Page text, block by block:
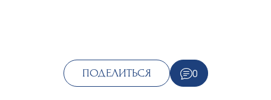
ПОДЕЛИТЬСЯ 0